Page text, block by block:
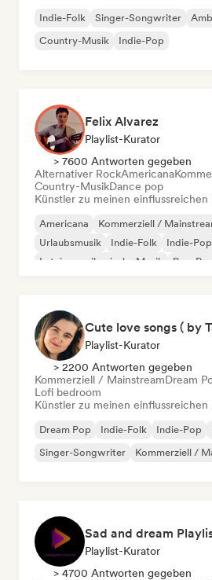
Indie-Folk Singer-Songwriter
Country-Musik
Indie-Pop
Felix Alvarez
Playlist-Kurator
> 7600 Antworten gegeben
Alternativer RockAmericana
Country-MusikDance pop
Künstler zu meinen einflussreichen
Americana Kommerziell /
Urlaubsmusik
Indie-Folk
Indie-Pop
Lateinamerikanische Musik
Pop-
Cute love songs ( by
Playlist-Kurator
> 2200 Antworten gegeben
Kommerziell / MainstreamDream
Lofi bedroom
Künstler zu meinen einflussreichen
Dream Pop Indie-Folk Indie-Pop
Singer-Songwriter
Kommerziell /
Sad and dream
Playlist-Kurator
> 4700 Antworten gegeben